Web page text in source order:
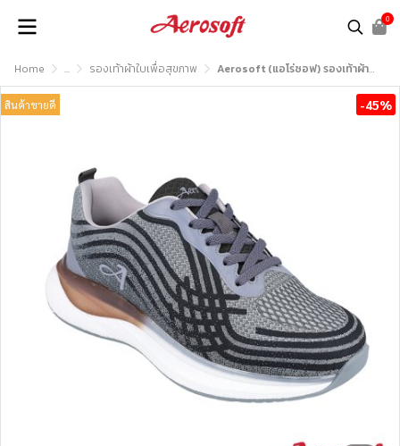
0
Home ... รองเท้าผ้าใบเพื่อสุขภาพ Aerosoft (แอโร่ซอฟ) รองเท้าผ้าใบเพื่อสุขภาพ รุ่น EUROB123
สินค้าขายดี -45%